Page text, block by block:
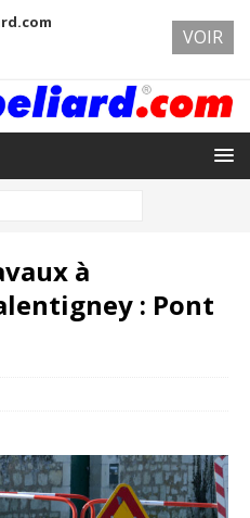
à
: Pont
VOIR